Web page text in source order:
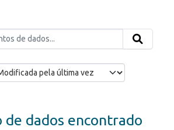
de dados encontrado